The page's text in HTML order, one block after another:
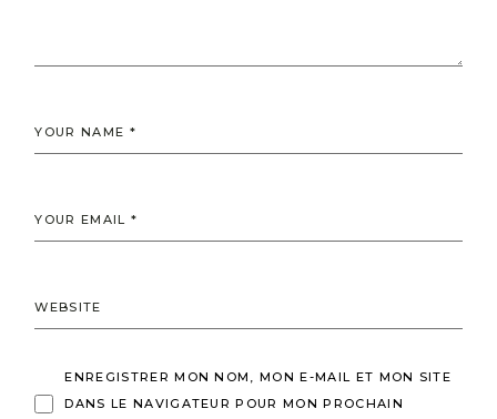
ENREGISTRER MON NOM, MON E-MAIL ET MON SITE
DANS LE NAVIGATEUR POUR MON PROCHAIN